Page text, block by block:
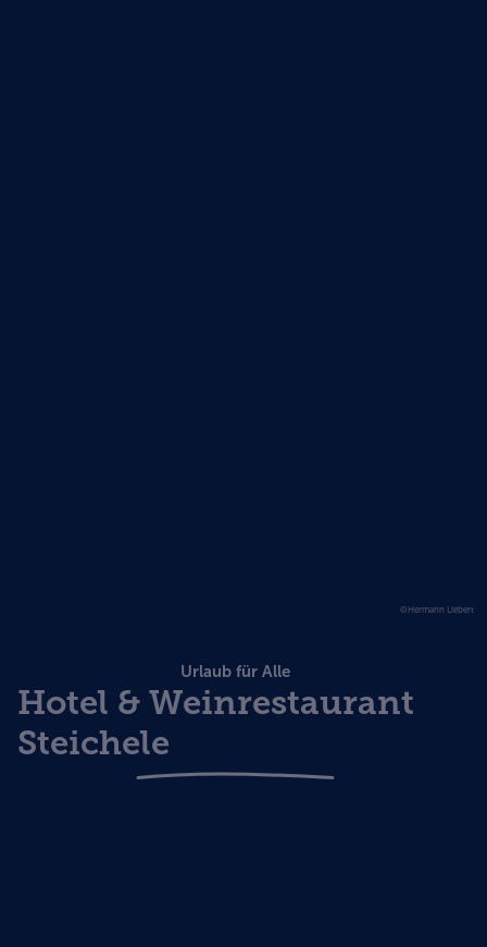
©Hermann Liebert
Urlaub für Alle
Hotel & Weinrestaurant
Steichele